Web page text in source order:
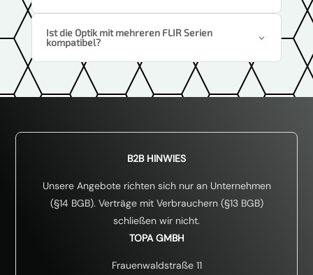
Ist die Optik mit mehreren FLIR Serien
kompatibel?
B2B HINWIES
Unsere Angebote richten sich nur an Unternehmen
(§14 BGB). Verträge mit Verbrauchern (§13 BGB)
schließen wir nicht.
TOPA GMBH
Frauenwaldstraße 11